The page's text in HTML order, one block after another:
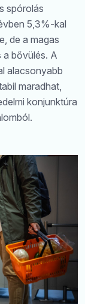
spórolás
5,3%-kal
de a magas
bővülés. A
alacsonyabb
maradhat,
konjunktúra